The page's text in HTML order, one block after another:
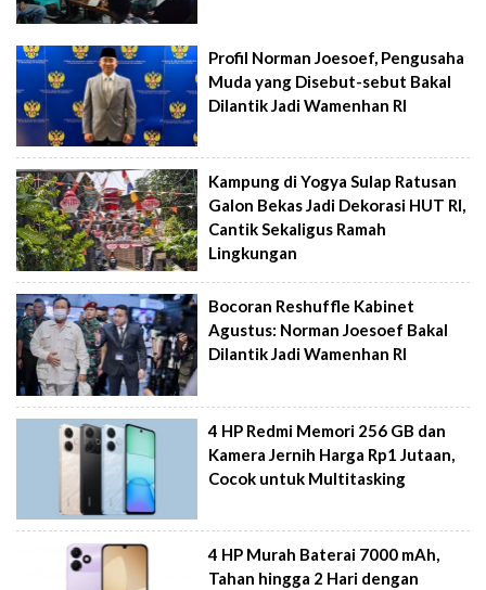
Profil Norman Joesoef, Pengusaha
Muda yang Disebut-sebut Bakal
Dilantik Jadi Wamenhan RI
Kampung di Yogya Sulap Ratusan
Galon Bekas Jadi Dekorasi HUT RI,
Cantik Sekaligus Ramah
Lingkungan
Bocoran Reshuffle Kabinet
Agustus: Norman Joesoef Bakal
Dilantik Jadi Wamenhan RI
4 HP Redmi Memori 256 GB dan
Kamera Jernih Harga Rp1 Jutaan,
Cocok untuk Multitasking
4 HP Murah Baterai 7000 mAh,
Tahan hingga 2 Hari dengan